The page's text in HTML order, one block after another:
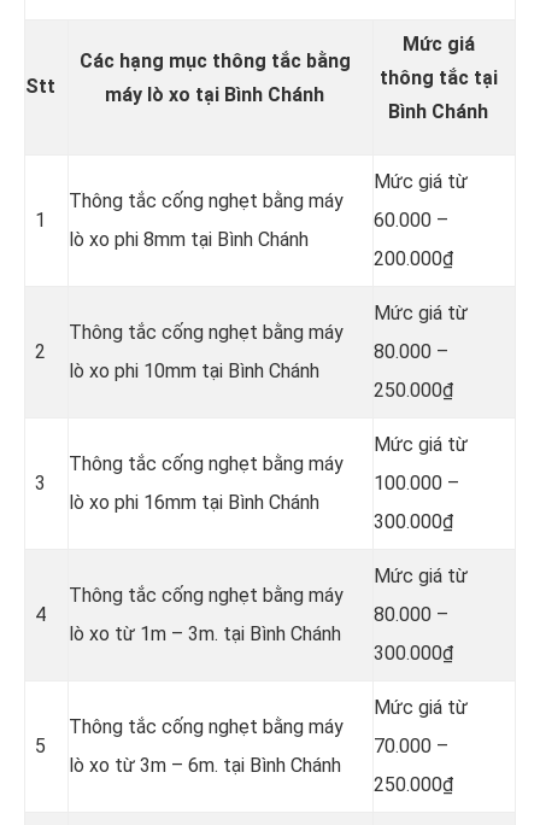
Stt
Các hạng mục thông tắc bằng
máy lò xo tại Bình Chánh
Mức giá
thông tắc tại
Bình Chánh
1
Thông tắc cống nghẹt bằng máy
lò xo phi 8mm tại Bình Chánh
Mức giá từ
60.000 –
200.000₫
2
Thông tắc cống nghẹt bằng máy
lò xo phi 10mm tại Bình Chánh
Mức giá từ
80.000 –
250.000₫
3
Thông tắc cống nghẹt bằng máy
lò xo phi 16mm tại Bình Chánh
Mức giá từ
100.000 –
300.000₫
4
Thông tắc cống nghẹt bằng máy
lò xo từ 1m – 3m. tại Bình Chánh
Mức giá từ
80.000 –
300.000₫
5
Thông tắc cống nghẹt bằng máy
lò xo từ 3m – 6m. tại Bình Chánh
Mức giá từ
70.000 –
250.000₫